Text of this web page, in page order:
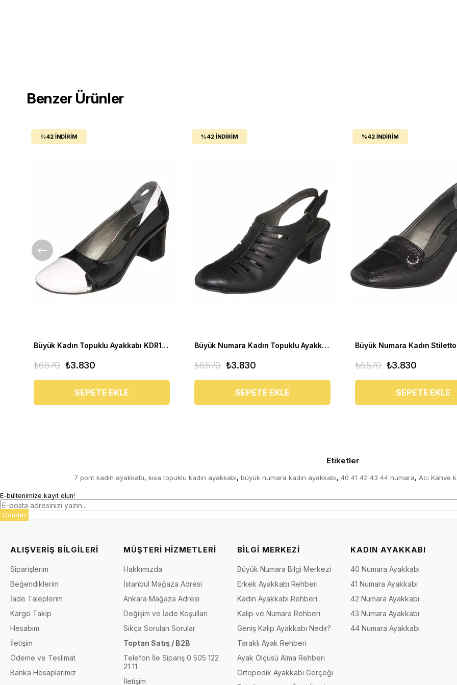
Benzer Ürünler
Büyük Kadın Topuklu Ayakkabı KDR1444 Siyah Beyaz
₺3.830
₺6.570
SEPETE EKLE
%42 İNDIRIM
Büyük Numara Kadın Topuklu Ayakkabı KDR1841 Siyah
₺3.830
₺6.570
SEPETE EKLE
%42 İNDIRIM
₺3.830
₺6.570
SEPETE EKLE
%42 İNDIRIM
Etiketler
7 pont kadın ayakkabı, kısa topuklu kadın ayakkabı, büyük numara kadın ayakkabı, 40 41 42 43 44 numara, Acı Kahve
E-bültenimize kayıt olun!
Gönder
ALIŞVERİŞ BİLGİLERİ
Siparişlerim
Beğendiklerim
İade Taleplerim
Kargo Takip
Hesabım
İletişim
Ödeme ve Teslimat
Banka Hesaplarımız
MÜŞTERİ HİZMETLERİ
Hakkımızda
İstanbul Mağaza Adresi
Ankara Mağaza Adresi
Değişim ve İade Koşulları
Sıkça Sorulan Sorular
Toptan Satış / B2B
Telefon İle Sipariş 0 505 122
21 11
İletişim
BİLGİ MERKEZİ
Büyük Numara Bilgi Merkezi
Erkek Ayakkabı Rehberi
Kadın Ayakkabı Rehberi
Kalıp ve Numara Rehberi
Geniş Kalıp Ayakkabı Nedir?
Taraklı Ayak Rehberi
Ayak Ölçüsü Alma Rehberi
Ortopedik Ayakkabı Gerçeği
KADIN AYAKKABI
40 Numara Ayakkabı
41 Numara Ayakkabı
42 Numara Ayakkabı
43 Numara Ayakkabı
44 Numara Ayakkabı